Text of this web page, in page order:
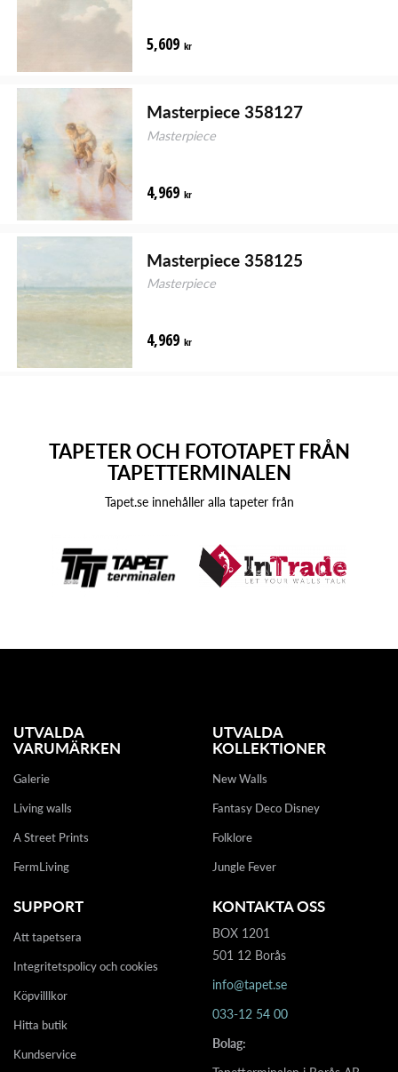
5,609 kr
Masterpiece 358127
Masterpiece
4,969 kr
Masterpiece 358125
Masterpiece
4,969 kr
TAPETER OCH FOTOTAPET FRÅN
TAPETTERMINALEN
Tapet.se innehåller alla tapeter från
UTVALDA
VARUMÄRKEN
Galerie
Living walls
A Street Prints
FermLiving
UTVALDA
KOLLEKTIONER
New Walls
Fantasy Deco Disney
Folklore
Jungle Fever
SUPPORT
Att tapetsera
Integritetspolicy och cookies
Köpvilllkor
Hitta butik
Kundservice
KONTAKTA OSS
BOX 1201
501 12 Borås
info@tapet.se
033-12 54 00
Bolag: